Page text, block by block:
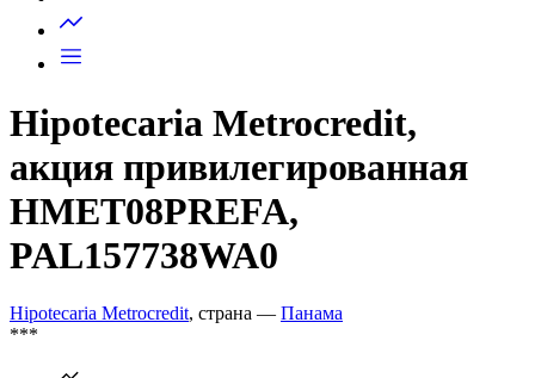
Hipotecaria Metrocredit,
акция привилегированная
PAL157738WA0